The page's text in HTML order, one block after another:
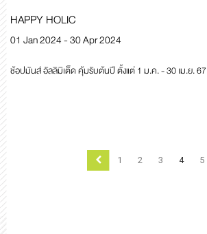
HAPPY HOLIC
01 Jan 2024 - 30 Apr 2024
ช้อปมันส์ อัลลิมิเต็ด คุ้มรับต้นปี ตั้งแต่ 1 ม.ค. - 30 เม.ย. 67
Previous
1 2 3 4 5